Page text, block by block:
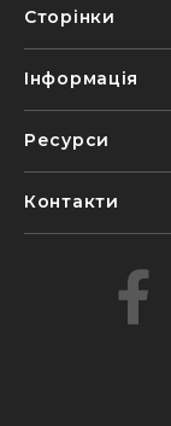
Сторінки
Інформація
Ресурси
Контакти